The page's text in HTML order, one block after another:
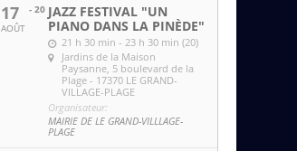
17
AOÛT
- 20 JAZZ FESTIVAL "UN
PIANO DANS LA PINÈDE"
21 h 30 min - 23 h 30 min (20)
Jardins de la Maison
Paysanne , 5 boulevard de la
Plage - 17370 LE GRAND-
VILLAGE-PLAGE
Organisateur:
MAIRIE DE LE GRAND-VILLLAGE-
PLAGE